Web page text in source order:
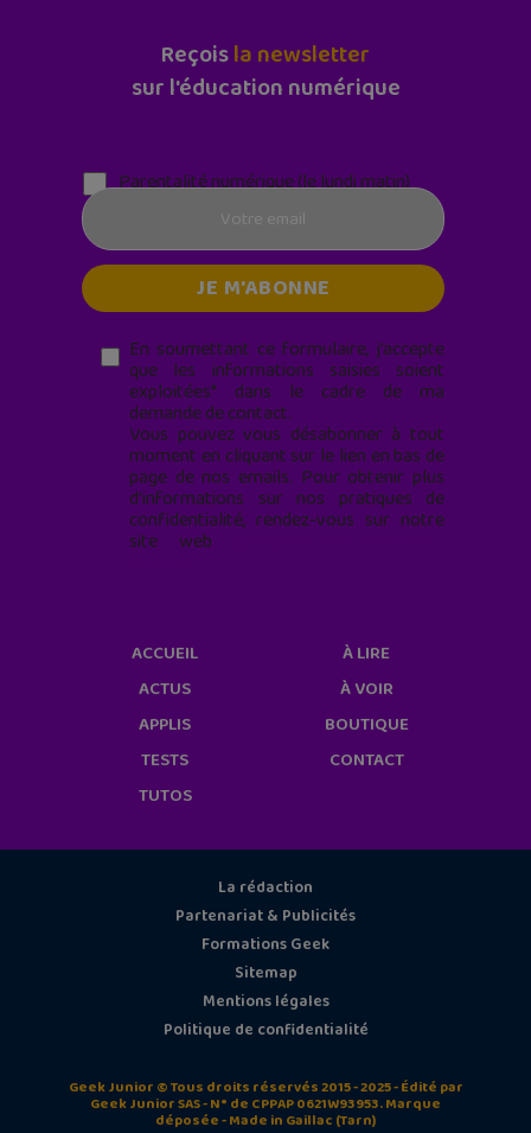
Reçoisla newsletter
sur l'éducation numérique
Parentalité numérique (le lundi matin)
En soumettant ce formulaire, j’accepte
que les informations saisies soient
exploitées* dans le cadre de ma
demande de contact.
Vous pouvez vous désabonner à tout
moment en cliquant sur le lien en bas de
page de nos emails. Pour obtenir plus
d'informations sur nos pratiques de
confidentialité, rendez-vous sur notre
site web
ACCUEIL
ACTUS
APPLIS
TESTS
TUTOS
À LIRE
À VOIR
BOUTIQUE
CONTACT
La rédaction
Partenariat & Publicités
Formations Geek
Sitemap
Mentions légales
Politique de confidentialité
Geek Junior © Tous droits réservés 2015 - 2025 - Édité par
Geek Junior SAS - N° de CPPAP 0621W93953. Marque
déposée - Made in Gaillac (Tarn)